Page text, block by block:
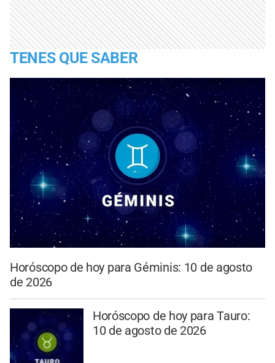
TENES QUE SABER
Horóscopo de hoy para Géminis: 10 de agosto
de 2026
Horóscopo de hoy para Tauro:
10 de agosto de 2026